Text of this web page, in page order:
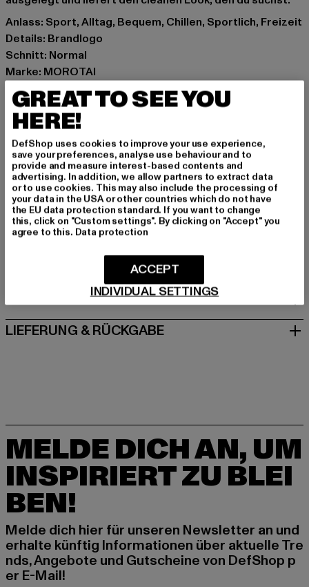
Anlass: Sport, Alltag, Bequem, Chillen, Sportlich, Freizeit
Details: Brandlogo
Schnitt: Normal
Marke: MOROTAI
Kat.: T-Shirts
Farbe: grau
Hersteller Farbe: light grey
Materialzusammensetzung: 100% Polyester
Art.Nr: M222T101-03043
Hersteller: ASUKA APPAREL GmbH |
support@morotai.com
Seeweg 5 | 23777 Heringsdorf | DE
GRÖSSE & PASSFORM
PFLEGEHINWEISE
LIEFERUNG & RÜCKGABE
MELDE DICH AN, UM
INSPIRIERT ZU BLEI
BEN!
Melde dich hier für unseren Newsletter an und
erhalte künftig Informationen über aktuelle Tre
nds, Angebote und Gutscheine von DefShop p
er E-Mail!
GREAT TO SEE YOU
HERE!
DefShop uses cookies to improve your use experience,
save your preferences, analyse use behaviour and to
provide and measure interest-based contents and
advertising. In addition, we allow partners to extract data
or to use cookies. This may also include the processing of
your data in the USA or other countries which do not have
the EU data protection standard. If you want to change
this, click on "Custom settings". By clicking on "Accept" you
agree to this. Data protection
INDIVIDUAL SETTINGS
ACCEPT